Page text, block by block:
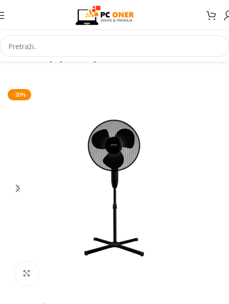
Početna Grijanje Hlađenje Ventilator
-20%